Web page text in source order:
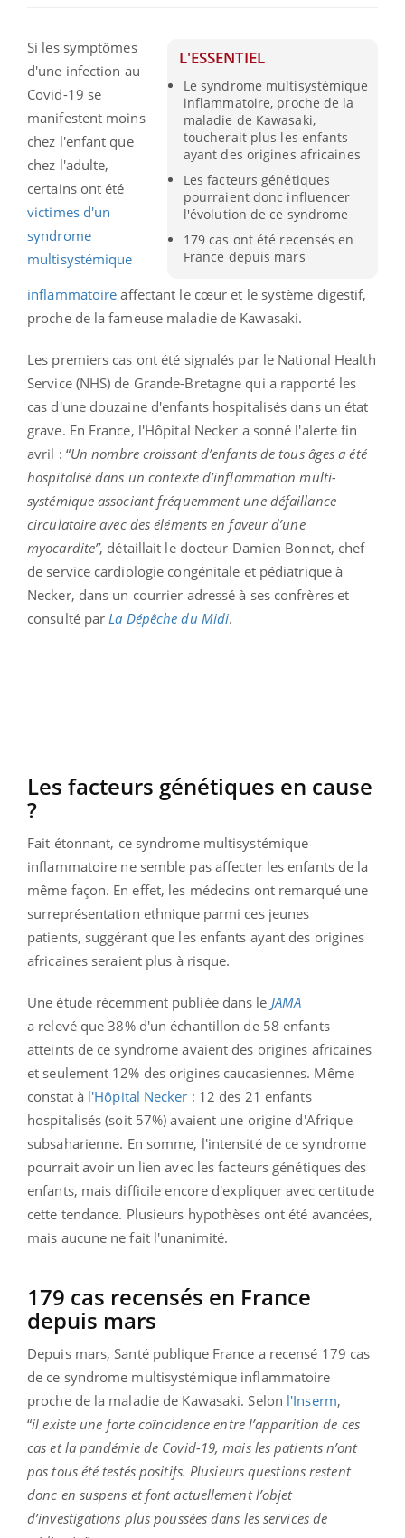
L'ESSENTIEL
Le syndrome multisystémique
inflammatoire, proche de la
maladie de Kawasaki,
toucherait plus les enfants
ayant des origines africaines
Les facteurs génétiques
pourraient donc influencer
l'évolution de ce syndrome
179 cas ont été recensés en
France depuis mars
Si les symptômes
d'une infection au
Covid-19 se
manifestent moins
chez l'enfant que
chez l'adulte,
certains ont été
victimes d'un
syndrome
multisystémique
inflammatoire affectant le cœur et le système digestif,
proche de la fameuse maladie de Kawasaki.
Les premiers cas ont été signalés par le National Health
Service (NHS) de Grande-Bretagne qui a rapporté les
cas d'une douzaine d'enfants hospitalisés dans un état
grave. En France, l'Hôpital Necker a sonné l'alerte fin
avril : “Un nombre croissant d’enfants de tous âges a été
hospitalisé dans un contexte d’inflammation multi-
systémique associant fréquemment une défaillance
circulatoire avec des éléments en faveur d’une
myocardite”, détaillait le docteur Damien Bonnet, chef
de service cardiologie congénitale et pédiatrique à
Necker, dans un courrier adressé à ses confrères et
consulté parLa Dépêche du Midi.
Les facteurs génétiques en cause
?
Fait étonnant, ce syndrome multisystémique
inflammatoire ne semble pas affecter les enfants de la
même façon. En effet, les médecins ont remarqué une
surreprésentation ethnique parmi ces jeunes
patients, suggérant que les enfants ayant des origines
africaines seraient plus à risque.
Une étude récemment publiée dans le JAMA
a relevé que 38% d'un échantillon de 58 enfants
atteints de ce syndrome avaient des origines africaines
et seulement 12% des origines caucasiennes. Même
constat à l'Hôpital Necker : 12 des 21 enfants
hospitalisés (soit 57%) avaient une origine d'Afrique
subsaharienne. En somme, l'intensité de ce syndrome
pourrait avoir un lien avec les facteurs génétiques des
enfants, mais difficile encore d'expliquer avec certitude
cette tendance. Plusieurs hypothèses ont été avancées,
mais aucune ne fait l'unanimité.
179 cas recensés en France
depuis mars
Depuis mars, Santé publique France a recensé 179 cas
de ce syndrome multisystémique inflammatoire
proche de la maladie de Kawasaki. Selon l'Inserm,
“il existe une forte coïncidence entre l’apparition de ces
cas et la pandémie de Covid-19, mais les patients n’ont
pas tous été testés positifs. Plusieurs questions restent
donc en suspens et font actuellement l’objet
d’investigations plus poussées dans les services de